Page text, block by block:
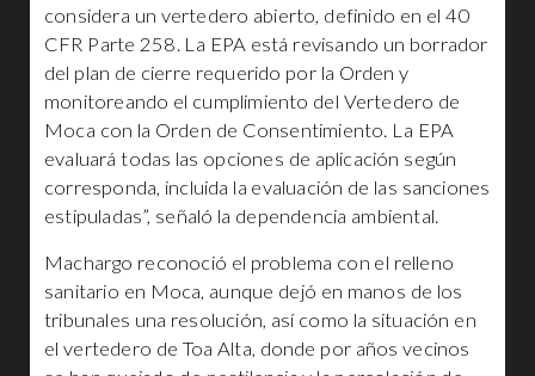
considera un vertedero abierto, definido en el 40
CFR Parte 258. La EPA está revisando un borrador
del plan de cierre requerido por la Orden y
monitoreando el cumplimiento del Vertedero de
Moca con la Orden de Consentimiento. La EPA
evaluará todas las opciones de aplicación según
corresponda, incluida la evaluación de las sanciones
estipuladas”, señaló la dependencia ambiental.
Machargo reconoció el problema con el relleno
sanitario en Moca, aunque dejó en manos de los
tribunales una resolución, así como la situación en
el vertedero de Toa Alta, donde por años vecinos